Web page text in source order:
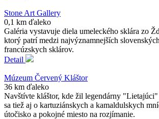
Stone Art Gallery
0,1 km ďaleko
Galéria vystavuje diela umeleckého sklára zo
ktorý patrí medzi najvýznamnejších
francúzskych sklárov.
Detail
Múzeum Červený Kláštor
36 km ďaleko
Navštívte kláštor, kde žil legendárny
sa tiež aj o kartuziánskych a kamaldulskych
útočisko a pokojné miesto na rozjímanie.